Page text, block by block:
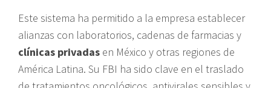
Este sistema ha permitido a la empresa establecer
alianzas con laboratorios, cadenas de farmacias y
clínicas privadas en México y otras regiones de
América Latina. Su FBI ha sido clave en el traslado